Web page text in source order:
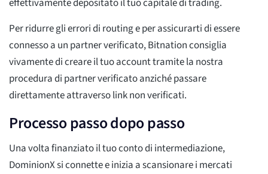
effettivamente depositato il tuo capitale di trading.
Per ridurre gli errori di routing e per assicurarti di essere
connesso a un partner verificato, Bitnation consiglia
vivamente di creare il tuo account tramite la nostra
procedura di partner verificato anziché passare
direttamente attraverso link non verificati.
Processo passo dopo passo
Una volta finanziato il tuo conto di intermediazione,
DominionX si connette e inizia a scansionare i mercati